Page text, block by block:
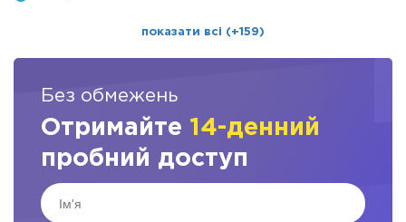
показати всі (+159)
Без обмежень
Отримайте 14-денний
пробний доступ